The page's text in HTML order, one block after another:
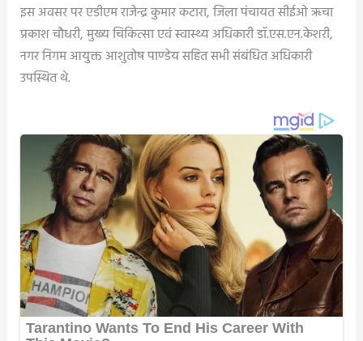
इस अवसर पर एडीएम राजेन्द्र कुमार कटारा, जिला पंचायत सीईओ ऋचा
प्रकाश चौधरी, मुख्य चिकित्सा एवं स्वास्थ्य अधिकारी डॉ.एस.एन.केशरी,
नगर निगम आयुक्त आशुतोष पाण्डेय सहित सभी संबंधित अधिकारी
उपस्थित थे.